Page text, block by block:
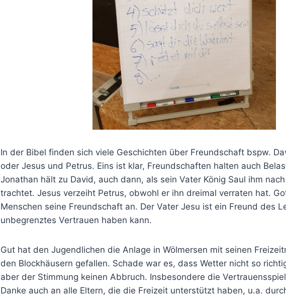
In der Bibel finden sich viele Geschichten über Freundschaft bspw.
oder Jesus und Petrus. Eins ist klar, Freundschaften halten auch
Jonathan hält zu David, auch dann, als sein Vater König Saul ihm
trachtet. Jesus verzeiht Petrus, obwohl er ihn dreimal verraten hat.
Menschen seine Freundschaft an. Der Vater Jesu ist ein Freund des
unbegrenztes Vertrauen haben kann.
Gut hat den Jugendlichen die Anlage in Wölmersen mit seinen
den Blockhäusern gefallen. Schade war es, dass Wetter nicht so
aber der Stimmung keinen Abbruch. Insbesondere die
Danke auch an alle Eltern, die die Freizeit unterstützt haben, u.a.